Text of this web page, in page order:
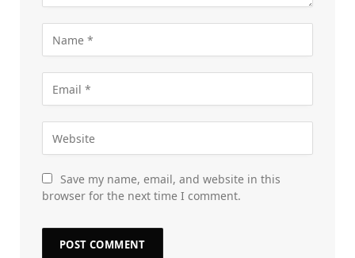
Save my name, email, and website in this
browser for the next time I comment.